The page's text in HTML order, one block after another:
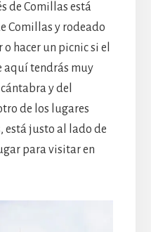
de Comillas está
Comillas y rodeado
hacer un picnic si el
aquí tendrás muy
y del
de los lugares
está justo al lado de
para visitar en